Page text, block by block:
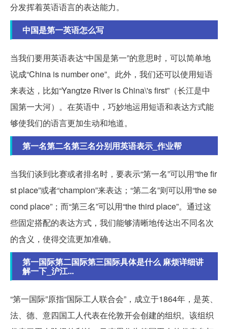
分发挥着英语语言的表达能力。
中国是第一英语怎么写
当我们要用英语表达“中国是第一”的意思时，可以简单地
说成“China is number one”。此外，我们还可以使用短语
来表达，比如“Yangtze River is China\'s first”（长江是中
国第一大河）。在英语中，巧妙地运用短语和表达方式能
够使我们的语言更加生动和地道。
第一名第二名第三名分别用英语表示_作业帮
当我们谈到比赛或者排名时，要表示“第一名”可以用“the fir
st place”或者“champion”来表达；“第二名”则可以用“the se
cond place”；而“第三名”可以用“the third place”。通过这
些固定搭配的表达方式，我们能够清晰地传达出不同名次
的含义，使得交流更加准确。
第一国际第二国际第三国际具体是什么 麻烦详细讲
解一下_沪江...
“第一国际”原指“国际工人联合会”，成立于1864年，是英、
法、德、意四国工人代表在伦敦开会创建的组织。该组织